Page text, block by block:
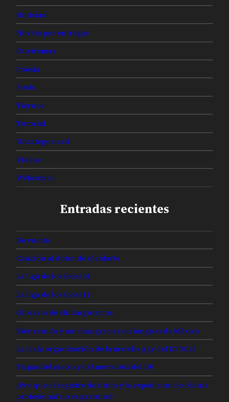
Noticias
Novela por entregas
Oneiremas
Poesía
Posts
Tiernos
Tutorial
Uncategorized
Videos
Webcomic
Entradas recientes
De vuelta
Canción al dolor de olvidarte
La liga de los feos (2)
La liga de los feos (1)
Glosario de chilanguismos
Bienvenido y muchas gracias en lenguas de México
La mala organización de la marcha gay del DF 2013
Mapas del metro y del metrobús del DF
¿Por qué el registro de título y la expedición de cédula
profesional no es gratuito?